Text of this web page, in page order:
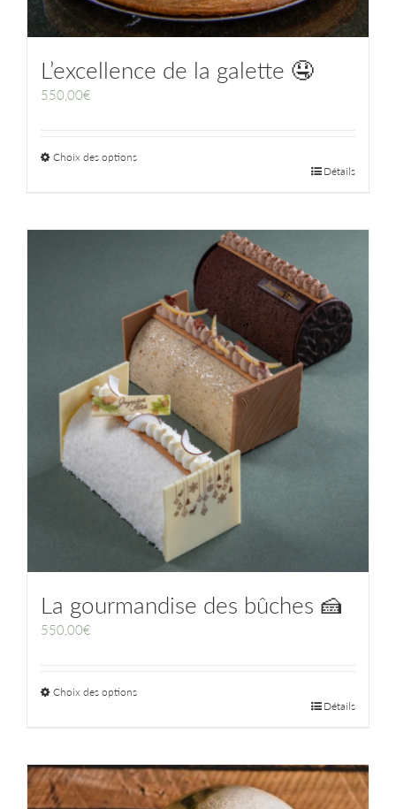
L’excellence de la galette 🤤
550,00€
Choix des options
Détails
La gourmandise des bûches 🍰
550,00€
Choix des options
Détails